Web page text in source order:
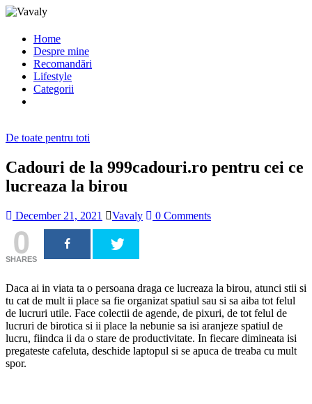
Home
Despre mine
Recomandări
Lifestyle
Categorii
De toate pentru toti
Cadouri de la 999cadouri.ro pentru cei ce
lucreaza la birou
December 21, 2021 Vavaly 0 Comments
0
SHARES
Daca ai in viata ta o persoana draga ce lucreaza la birou, atunci stii si
tu cat de mult ii place sa fie organizat spatiul sau si sa aiba tot felul
de lucruri utile. Face colectii de agende, de pixuri, de tot felul de
lucruri de birotica si ii place la nebunie sa isi aranjeze spatiul de
lucru, fiindca ii da o stare de productivitate. In fiecare dimineata isi
pregateste cafeluta, deschide laptopul si se apuca de treaba cu mult
spor.